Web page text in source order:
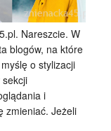
Nareszcie. W
blogów, na które
o stylizacji
i
zmieniać. Jeżeli